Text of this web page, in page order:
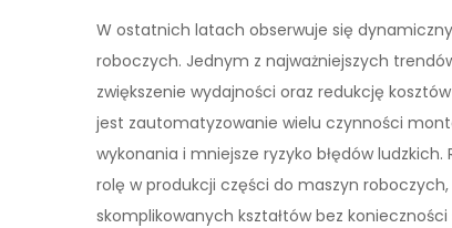
W ostatnich latach obserwuje się
roboczych. Jednym z najważniejszych
zwiększenie wydajności oraz redukcję
jest zautomatyzowanie wielu czynności
wykonania i mniejsze ryzyko błędów
rolę w produkcji części do maszyn
skomplikowanych kształtów bez